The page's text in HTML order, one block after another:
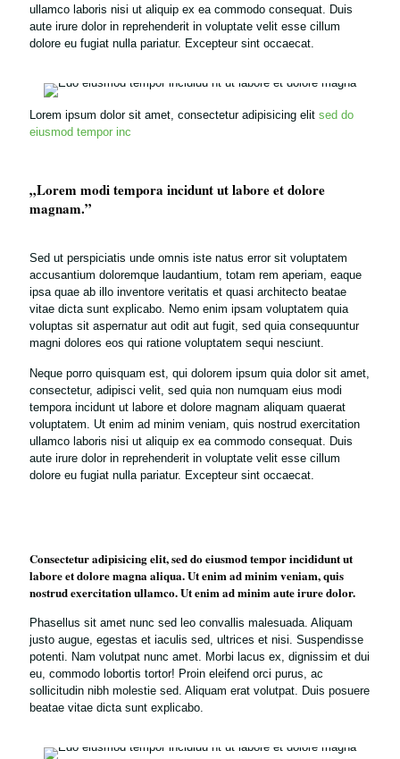
ullamco laboris nisi ut aliquip ex ea commodo consequat. Duis
aute irure dolor in reprehenderit in voluptate velit esse cillum
dolore eu fugiat nulla pariatur. Excepteur sint occaecat.
Lorem ipsum dolor sit amet, consectetur adipisicing elit sed do
eiusmod tempor inc
„Lorem modi tempora incidunt ut labore et dolore
magnam.”
Sed ut perspiciatis unde omnis iste natus error sit voluptatem
accusantium doloremque laudantium, totam rem aperiam, eaque
ipsa quae ab illo inventore veritatis et quasi architecto beatae
vitae dicta sunt explicabo. Nemo enim ipsam voluptatem quia
voluptas sit aspernatur aut odit aut fugit, sed quia consequuntur
magni dolores eos qui ratione voluptatem sequi nesciunt.
Neque porro quisquam est, qui dolorem ipsum quia dolor sit amet,
consectetur, adipisci velit, sed quia non numquam eius modi
tempora incidunt ut labore et dolore magnam aliquam quaerat
voluptatem. Ut enim ad minim veniam, quis nostrud exercitation
ullamco laboris nisi ut aliquip ex ea commodo consequat. Duis
aute irure dolor in reprehenderit in voluptate velit esse cillum
dolore eu fugiat nulla pariatur. Excepteur sint occaecat.
Consectetur adipisicing elit, sed do eiusmod tempor incididunt ut
labore et dolore magna aliqua. Ut enim ad minim veniam, quis
nostrud exercitation ullamco. Ut enim ad minim aute irure dolor.
Phasellus sit amet nunc sed leo convallis malesuada. Aliquam
justo augue, egestas et iaculis sed, ultrices et nisi. Suspendisse
potenti. Nam volutpat nunc amet. Morbi lacus ex, dignissim et dui
eu, commodo lobortis tortor! Proin eleifend orci purus, ac
sollicitudin nibh molestie sed. Aliquam erat volutpat. Duis posuere
beatae vitae dicta sunt explicabo.